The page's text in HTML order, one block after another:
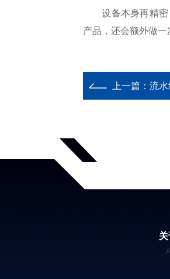
设备本身再精密，
产品，还会额外做
上一篇： 流水